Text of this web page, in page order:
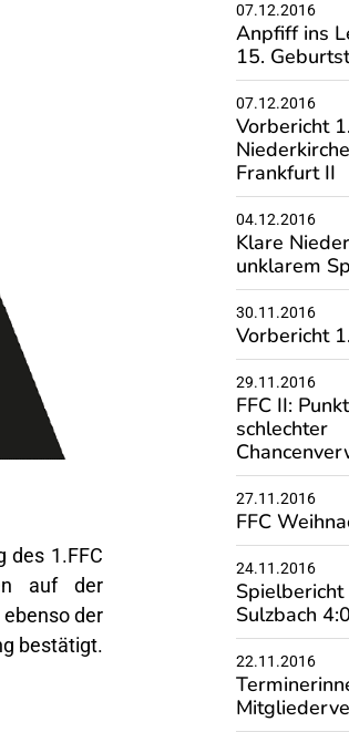
des 1.FFC
auf der
der
bestätigt.
07.12.2016
Anpfiff ins
15.
07.12.2016
Vorbericht
Frankfurt II
04.12.2016
Klare
unklarem
30.11.2016
Vorbericht
29.11.2016
FFC II:
schlechter
27.11.2016
FFC
24.11.2016
Spielbericht
Sulzbach
22.11.2016